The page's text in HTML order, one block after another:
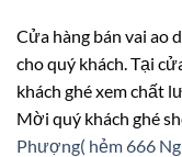
Cửa hàng bán vai ao
cho quý khách. Tại
khách ghé xem chất
Mời quý khách ghé
Phượng( hẻm 666